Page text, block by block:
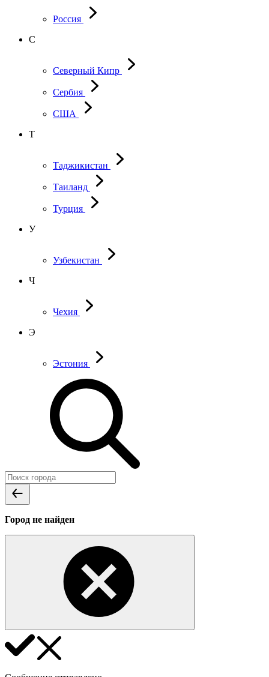
Россия
С
Северный Кипр
Сербия
США
Т
Таджикистан
Таиланд
Турция
У
Узбекистан
Ч
Чехия
Э
Эстония
Город не найден